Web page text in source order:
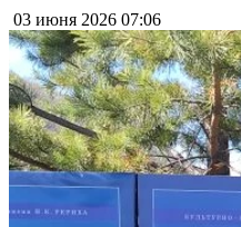
03 июня 2026 07:06